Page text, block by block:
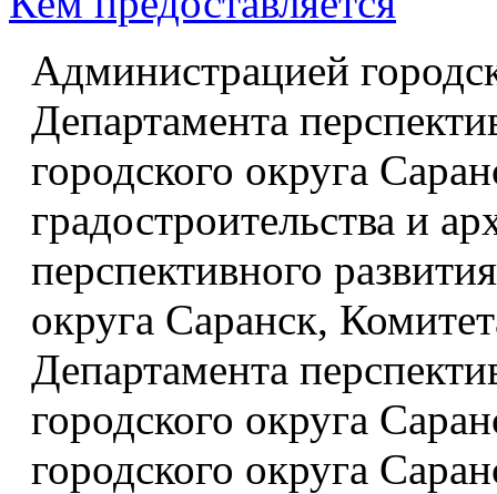
Администрацией
Департамента
городского округа
градостроительства и
перспективного
округа Саранск,
Департамента
городского округа
городского округа